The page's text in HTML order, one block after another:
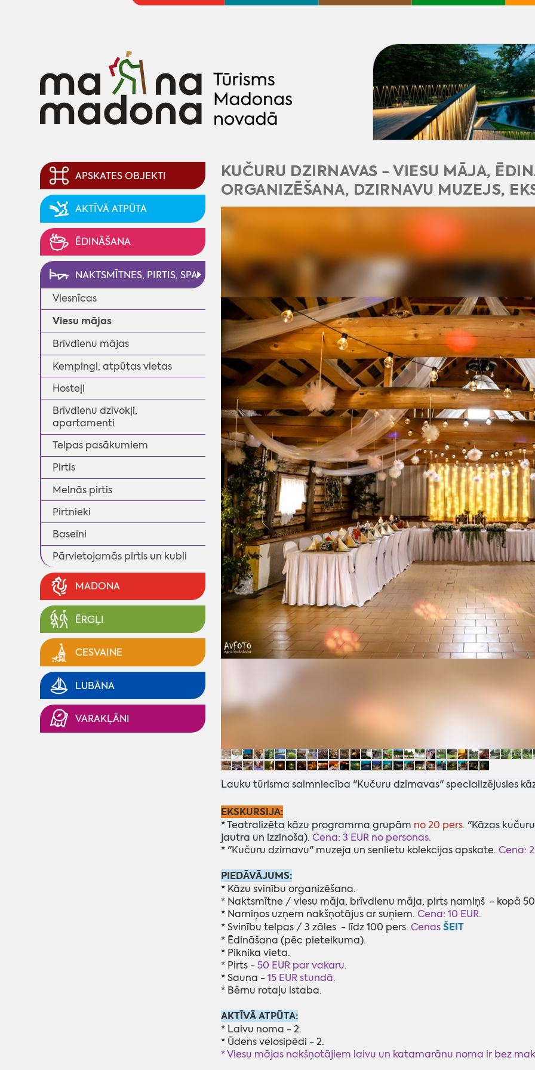
APSKATES OBJEKTI
AKTĪVĀ ATPŪTA
ĒDINĀŠANA
NAKTSMĪTNES, PIRTIS, SPA
Viesnīcas
Viesu mājas
Brīvdienu mājas
Kempingi, atpūtas vietas
Hosteļi
Brīvdienu dzīvokļi,
apartamenti
Telpas pasākumiem
Pirtis
Melnās pirtis
Pirtnieki
Baseini
Pārvietojamās pirtis un kubli
MADONA
ĒRGĻI
CESVAINE
LUBĀNA
VARAKĻĀNI
KUČURU DZIRNAVAS - VIESU MĀJA,
ORGANIZĒŠANA, DZIRNAVU MUZEJS,
◄
Lauku tūrisma saimniecība "Kučuru dzirnavas" specializējusies
EKSKURSIJA:
* Teatralizēta kāzu programma grupām no 20 pers. "Kāzas
jautra un izzinoša). Cena: 3 EUR no personas.
* "Kučuru dzirnavu" muzeja un senlietu kolekcijas apskate. Cena:
PIEDĀVĀJUMS:
* Kāzu svinību organizēšana.
* Naktsmītne / viesu māja, brīvdienu māja, pirts namiņš - kopā
* Namiņos uzņem nakšņotājus ar suņiem. Cena: 10 EUR.
* Svinību telpas / 3 zāles - līdz 100 pers. Cenas ŠEIT
* Ēdināšana (pēc pieteikuma).
* Piknika vieta.
* Pirts -50 EUR par vakaru.
* Sauna -15 EUR stundā.
* Bērnu rotaļu istaba.
AKTĪVĀ ATPŪTA:
* Laivu noma - 2.
* Ūdens velosipēdi - 2.
* Viesu mājas nakšņotājiem laivu un katamarānu noma ir bez